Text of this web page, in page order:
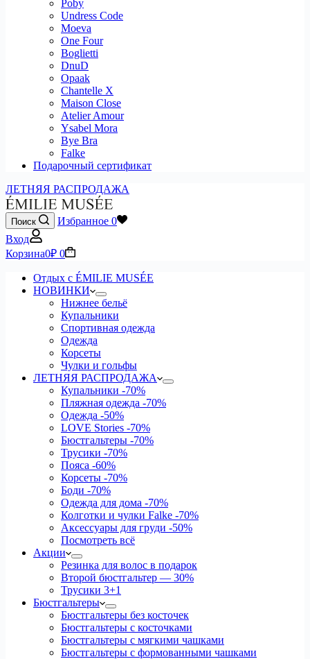
Poby
Undress Code
Moeva
One Four
Boglietti
DnuD
Opaak
Chantelle X
Maison Close
Atelier Amour
Ysabel Mora
Bye Bra
Falke
Подарочный сертификат
ЛЕТНЯЯ РАСПРОДАЖА
Поиск Избранное 0
Вход
Корзина0₽ 0
Отдых с ÉMILIE MUSÉE
НОВИНКИ
Нижнее бельё
Купальники
Спортивная одежда
Одежда
Корсеты
Чулки и гольфы
ЛЕТНЯЯ РАСПРОДАЖА
Купальники -70%
Пляжная одежда -70%
Одежда -50%
LOVE Stories -70%
Бюстгальтеры -70%
Трусики -70%
Пояса -60%
Корсеты -70%
Боди -70%
Одежда для дома -70%
Колготки и чулки Falke -70%
Аксессуары для груди -50%
Посмотреть всё
Акции
Резинка для волос в подарок
Второй бюстгальтер — 30%
Трусики 3+1
Бюстгальтеры
Бюстгальтеры без косточек
Бюстгальтеры с косточками
Бюстгальтеры с мягкими чашками
Бюстгальтеры с формованными чашками